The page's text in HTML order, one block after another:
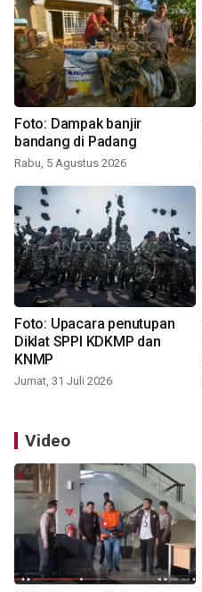
Foto: Dampak banjir
bandang di Padang
Rabu, 5 Agustus 2026
Foto: Upacara penutupan
Diklat SPPI KDKMP dan
KNMP
Jumat, 31 Juli 2026
Video